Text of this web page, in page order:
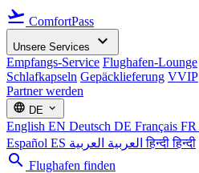
flight_takeoff ComfortPass
Unsere Services expand_more
Empfangs-Service Flughafen-Lounge
Schlafkapseln Gepäcklieferung VVIP
Partner werden
language DE expand_more
English EN Deutsch DE Français FR
Español ES العربية العربية हिन्दीहिन्दी
search Flughafen finden